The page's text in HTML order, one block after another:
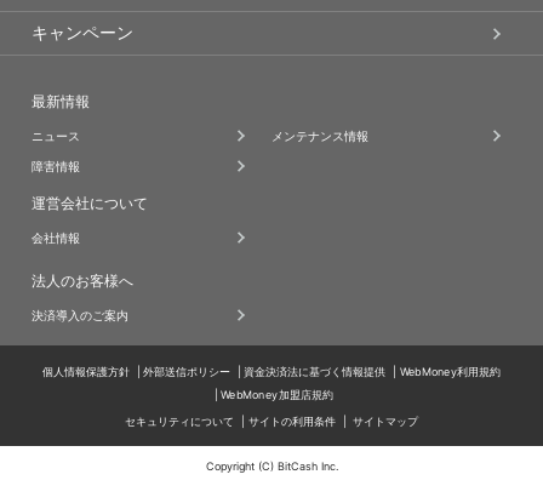
キャンペーン
最新情報
ニュース メンテナンス情報
障害情報
運営会社について
会社情報
法人のお客様へ
決済導入のご案内
個人情報保護方針 外部送信ポリシー 資金決済法に基づく情報提供 WebMoney利用規約
WebMoney加盟店規約
セキュリティについて サイトの利用条件 サイトマップ
Copyright (C) BitCash Inc.